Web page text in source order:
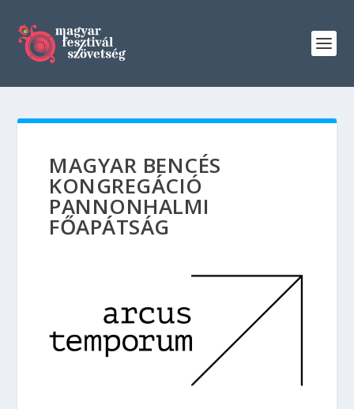
MAGYAR BENCÉS
KONGREGÁCIÓ
PANNONHALMI
FŐAPÁTSÁG